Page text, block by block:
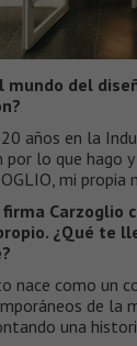
mundo del
años en la
lo que hago
mi propia
Carzoglio
¿Qué te
nace como un
de la
una